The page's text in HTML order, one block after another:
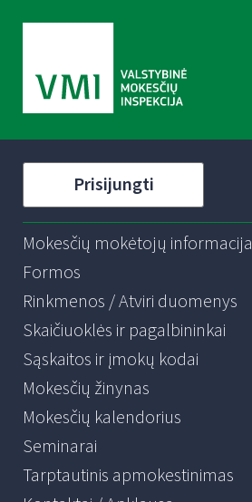
Prisijungti
Mokesčių mokėtojų informacija
Formos
Rinkmenos / Atviri duomenys
Skaičiuoklės ir pagalbininkai
Sąskaitos ir įmokų kodai
Mokesčių žinynas
Mokesčių kalendorius
Seminarai
Tarptautinis apmokestinimas